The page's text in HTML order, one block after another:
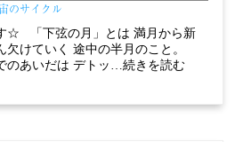
のサイクル
☆ 「下弦の月」とは 満月から新
欠けていく 途中の半月のこと。
のあいだは デトッ…続きを読む